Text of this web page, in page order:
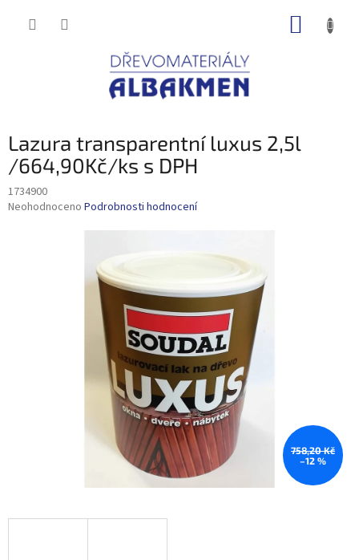
Lazura transparentní luxus 2,5l
/664,90Kč/ks s DPH
1734900
Průměrné
Neohodnoceno Podrobnosti hodnocení
758,20 Kč
–12 %